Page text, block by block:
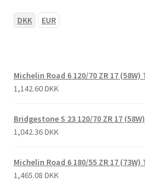
DKK EUR
Michelin Road 6 120/70 ZR 17
1,142.60 DKK
Bridgestone S 23 120/70 ZR 17
1,042.36 DKK
Michelin Road 6 180/55 ZR 17
1,465.08 DKK